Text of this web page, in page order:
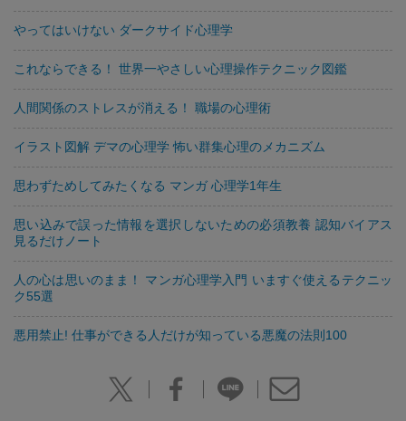
やってはいけない ダークサイド心理学
これならできる！ 世界一やさしい心理操作テクニック図鑑
人間関係のストレスが消える！ 職場の心理術
イラスト図解 デマの心理学 怖い群集心理のメカニズム
思わずためしてみたくなる マンガ 心理学1年生
思い込みで誤った情報を選択しないための必須教養 認知バイアス
見るだけノート
人の心は思いのまま！ マンガ心理学入門 いますぐ使えるテクニッ
ク55選
悪用禁止! 仕事ができる人だけが知っている悪魔の法則100